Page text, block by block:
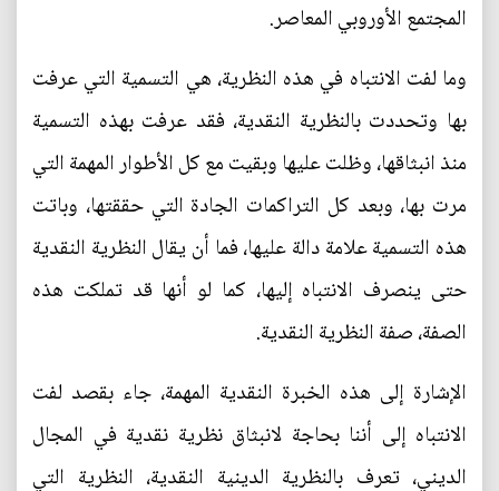
المجتمع الأوروبي المعاصر.
وما لفت الانتباه في هذه النظرية، هي التسمية التي عرفت
بها وتحددت بالنظرية النقدية، فقد عرفت بهذه التسمية
منذ انبثاقها، وظلت عليها وبقيت مع كل الأطوار المهمة التي
مرت بها، وبعد كل التراكمات الجادة التي حققتها، وباتت
هذه التسمية علامة دالة عليها، فما أن يقال النظرية النقدية
حتى ينصرف الانتباه إليها، كما لو أنها قد تملكت هذه
الصفة، صفة النظرية النقدية.
الإشارة إلى هذه الخبرة النقدية المهمة، جاء بقصد لفت
الانتباه إلى أننا بحاجة لانبثاق نظرية نقدية في المجال
الديني، تعرف بالنظرية الدينية النقدية، النظرية التي